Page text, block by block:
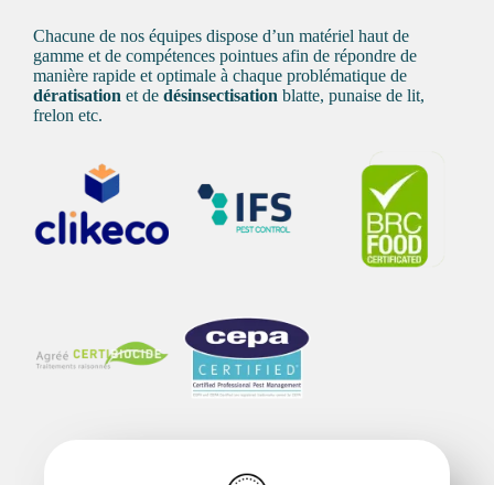
Chacune de nos équipes dispose d’un matériel haut de
gamme et de compétences pointues afin de répondre de
manière rapide et optimale à chaque problématique de
dératisation et de désinsectisation blatte, punaise de lit,
frelon etc.